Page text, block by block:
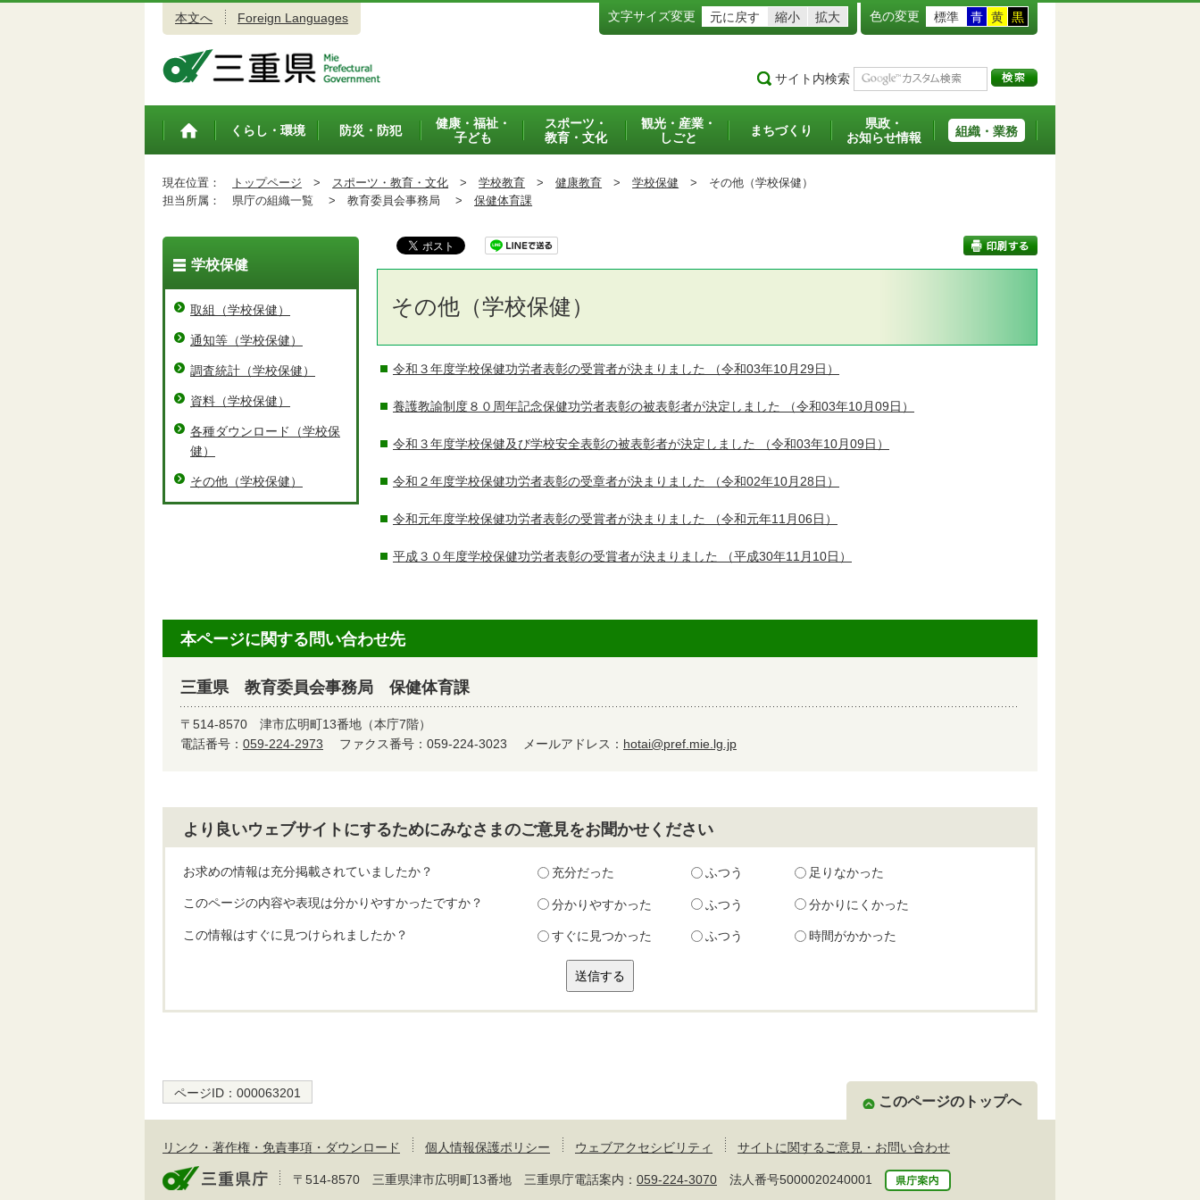
本文へ Foreign Languages 文字サイズ変更 元に戻す 縮小 拡大 色の変更 標準 青 黄 黒
サイト内検索
トップペ
くらし・環境 防災・防犯
健康・福祉・
子ども
スポーツ・
教育・文化
観光・産業・
しごと
まちづくり
県政・
お知らせ情報
組織・業務
現在位置： トップページ > スポーツ・教育・文化 > 学校教育 > 健康教育 > 学校保健 > その他（学校保健）
担当所属：
県庁の組織一覧 > 教育委員会事務局 > 保健体育課
その他（学校保健）
令和３年度学校保健功労者表彰の受賞者が決まりました （令和03年10月29日）
養護教諭制度８０周年記念保健功労者表彰の被表彰者が決定しました （令和03年10月09日）
令和３年度学校保健及び学校安全表彰の被表彰者が決定しました （令和03年10月09日）
令和２年度学校保健功労者表彰の受章者が決まりました （令和02年10月28日）
令和元年度学校保健功労者表彰の受賞者が決まりました （令和元年11月06日）
平成３０年度学校保健功労者表彰の受賞者が決まりました （平成30年11月10日）
学校保健
取組（学校保健）
通知等（学校保健）
調査統計（学校保健）
資料（学校保健）
各種ダウンロード（学校保
健）
その他（学校保健）
本ページに関する問い合わせ先
三重県 教育委員会事務局 保健体育課
〒514-8570 津市広明町13番地（本庁7階）
電話番号： 059-224-2973 ファクス番号：059-224-3023 メールアドレス： hotai@pref.mie.lg.jp
より良いウェブサイトにするためにみなさまのご意見をお聞かせください
お求めの情報は充分掲載されていましたか？ 充分だった ふつう 足りなかった
このページの内容や表現は分かりやすかったですか？ 分かりやすかった ふつう 分かりにくかった
この情報はすぐに見つけられましたか？ すぐに見つかった ふつう 時間がかかった
ページID： 000063201
このページのトップへ
リンク・著作権・免責事項・ダウンロード 個人情報保護ポリシー ウェブアクセシビリティ サイトに関するご意見・お問い合わせ
〒514-8570 三重県津市広明町13番地 三重県庁電話案内： 059-224-3070 法人番号5000020240001